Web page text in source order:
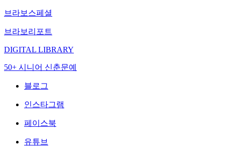
브라보스페셜
브라보리포트
DIGITAL LIBRARY
50+ 시니어 신춘문예
블로그
인스타그램
페이스북
유튜브